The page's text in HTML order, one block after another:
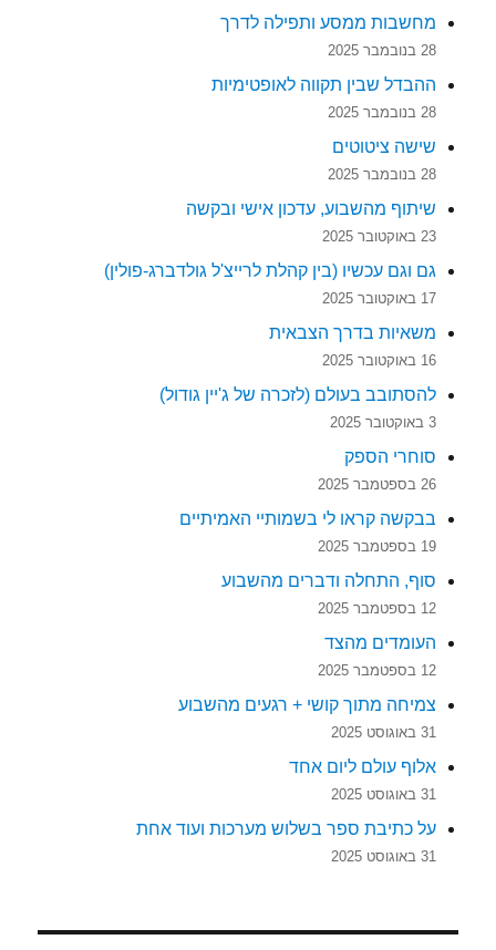
מחשבות ממסע ותפילה לדרך
28 בנובמבר 2025
ההבדל שבין תקווה לאופטימיות
28 בנובמבר 2025
שישה ציטוטים
28 בנובמבר 2025
שיתוף מהשבוע, עדכון אישי ובקשה
23 באוקטובר 2025
גם וגם עכשיו (בין קהלת לרייצ'ל גולדברג-פולין)
17 באוקטובר 2025
משאיות בדרך הצבאית
16 באוקטובר 2025
להסתובב בעולם (לזכרה של ג'יין גודול)
3 באוקטובר 2025
סוחרי הספק
26 בספטמבר 2025
בבקשה קראו לי בשמותיי האמיתיים
19 בספטמבר 2025
סוף, התחלה ודברים מהשבוע
12 בספטמבר 2025
העומדים מהצד
12 בספטמבר 2025
צמיחה מתוך קושי + רגעים מהשבוע
31 באוגוסט 2025
אלוף עולם ליום אחד
31 באוגוסט 2025
על כתיבת ספר בשלוש מערכות ועוד אחת
31 באוגוסט 2025